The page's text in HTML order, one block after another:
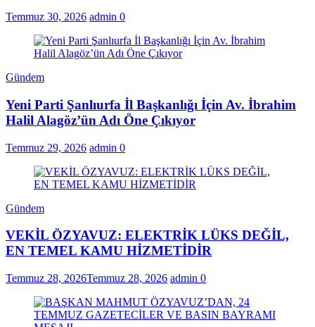
Temmuz 30, 2026 admin 0
Gündem
Yeni Parti Şanlıurfa İl Başkanlığı İçin Av. İbrahim
Halil Alagöz’ün Adı Öne Çıkıyor
Temmuz 29, 2026 admin 0
Gündem
VEKİL ÖZYAVUZ: ELEKTRİK LÜKS DEĞİL,
EN TEMEL KAMU HİZMETİDİR
Temmuz 28, 2026Temmuz 28, 2026 admin 0